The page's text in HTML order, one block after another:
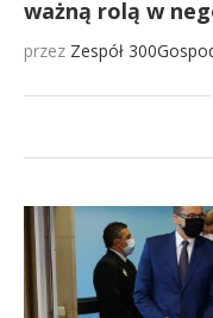
ważną rolą w
przez Zespół